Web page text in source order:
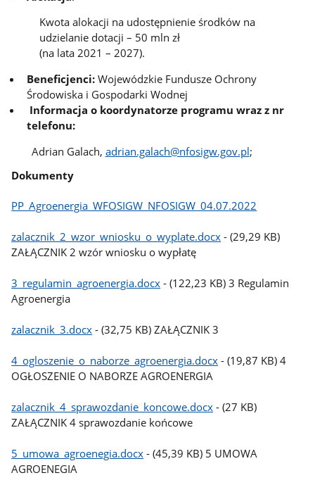
Kwota alokacji na udostępnienie środków na
udzielanie dotacji – 50 mln zł
(na lata 2021 – 2027).
Beneficjenci: Wojewódzkie Fundusze Ochrony
Środowiska i Gospodarki Wodnej
Informacja o koordynatorze programu wraz z nr
telefonu:
Adrian Galach, adrian.galach@nfosigw.gov.pl;
Dokumenty
PP_Agroenergia_WFOSIGW_NFOSIGW_04.07.2022
zalacznik_2_wzor_wniosku_o_wyplate.docx - (29,29 KB)
ZAŁĄCZNIK 2 wzór wniosku o wypłatę
3_regulamin_agroenergia.docx - (122,23 KB) 3 Regulamin
Agroenergia
zalacznik_3.docx - (32,75 KB) ZAŁĄCZNIK 3
4_ogloszenie_o_naborze_agroenergia.docx - (19,87 KB) 4
OGŁOSZENIE O NABORZE AGROENERGIA
zalacznik_4_sprawozdanie_koncowe.docx - (27 KB)
ZAŁĄCZNIK 4 sprawozdanie końcowe
5_umowa_agroenegia.docx - (45,39 KB) 5 UMOWA
AGROENEGIA